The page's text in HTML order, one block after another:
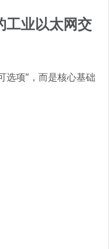
工业以太网交
选项”，而是核心基础